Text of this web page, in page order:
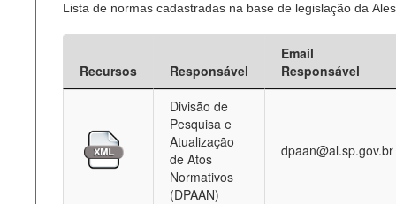
Lista de normas cadastradas na base de legislação da
Recursos Responsável
Email
Responsável
Divisão de
Pesquisa e
Atualização
de Atos
Normativos
(DPAAN)
dpaan@al.sp.gov.br